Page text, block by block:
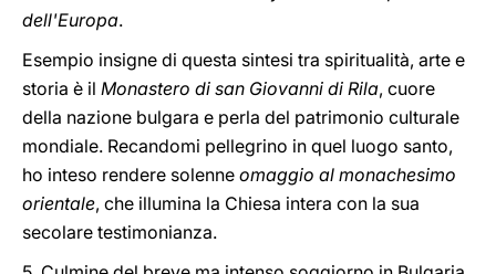
dell'Europa.
Esempio insigne di questa sintesi tra spiritualità, arte e
storia è il Monastero di san Giovanni di Rila, cuore
della nazione bulgara e perla del patrimonio culturale
mondiale. Recandomi pellegrino in quel luogo santo,
ho inteso rendere solenne omaggio al monachesimo
orientale, che illumina la Chiesa intera con la sua
secolare testimonianza.